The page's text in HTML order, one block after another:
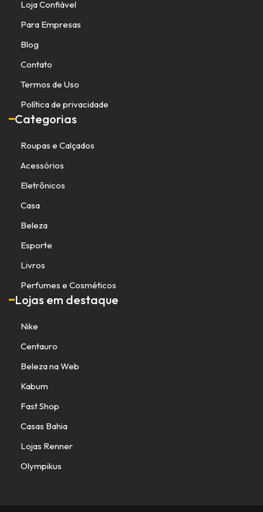
Loja Confiável
Para Empresas
Blog
Contato
Termos de Uso
Política de privacidade
Categorias
Roupas e Calçados
Acessórios
Eletrônicos
Casa
Beleza
Esporte
Livros
Perfumes e Cosméticos
Lojas em destaque
Nike
Centauro
Beleza na Web
Kabum
Fast Shop
Casas Bahia
Lojas Renner
Olympikus